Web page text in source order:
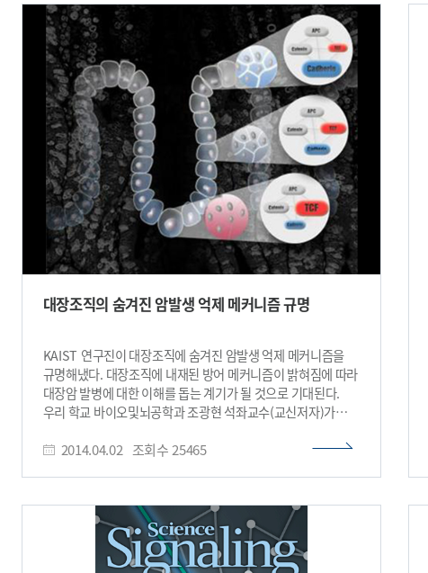
이동 방향을 조절하자 small GTPase 단백질이 활성화됨을
확인했다. 이 과정에서 암세포의 이동 방향이 변할 때, 세포 내
small GTPase가 이리저리 움직이며 활성화하는 모습을
실시간 이미징하는데 성공했다. 연구진은 small GTPase의
활성을 실시간으로 탐지해 추후 암치료물질을 탐색하는 등
다방면의 기술 접목이 가능할 것으로 전망한다. 더 나아가 IBS
연구진은 미국 막스 플랑크 플로리다 연구소(Max Plank
Florida Institute)의 권형배 박사 연구팀과 공동연구를
진행했다. 연구진은 공 위를 달리는 실험으로 깨어있는 생쥐인
실험군과 마취된 대조군의 뇌 영역의 운동 피질의
신경세포에서의 small GTPase단백질의 활성을 비교하는데
성공했다. 살아있는 쥐에서 수 나노미터 단위의 신경세포
수상돌기 가시 수상돌기 가시에서 실시간으로 변화하는 small
GTPase 단백질의 활성을 관찰한 것은 이번이 처음이다. 이번에
개발된 바이오센서는 시냅스처럼 수 마이크로미터 단위의
미세한 구조에서도 목표한 단백질을 관찰할 수 있을 만큼
민감도가 크다. 실험쥐의 운동행동과 같은 생리학적 현상에
실시간으로 관찰할 수 있어 뇌 관련 연구에도 다양하게 적용될
수 있다. 연구를 이끈 허원도 교수는 “이번 연구는 small
GTPase 단백질을 생체 내에서 관찰하기 위한 기존의
바이오센서들의 기술적 한계를 극복하는데 성공했다”며 “특히
다양한 세포막 수용체와 관련된 광범위한 세포신호전달연구와
small GTPase 바이오센서를 이용해 유방암 전이 암세포 관찰
간 연구했고 이노시톨 다인산 멀티키나아제 효소(IPMK)에 의한
세포 성장 및 에너지 대사조절 기능을 다각적으로 규명한 바
있다. 이번 연구에서는 대식세포(macrophage) 특이적으로
IPMK 효소가 결핍된 생쥐에서 패혈성 쇼크를 유발시켰을 때
염증수준이 현저히 저하되고 또한 높은 생존율을 보이는 것을
확인했다. 이는 선천성 면역의 핵심인 염증반응이 강력히
저해되는 것을 의미한다. IPMK 효소가 면역신호조절물질인
TRAF6 단백질과 직접 결합해 TRAF6 단백질의 분해를
조절하는 유비퀴틴화를 억제함을 규명했고, IPMK효소와
TRAF6단백질간 결합력을 저해할 수 있는 펩타이드를
활용함으로써 내독소에 의한 염증반응을 낮출 수 있음을
다각적으로 검증했다. 이번 연구는 미생물 감염 등에 의한
패혈증 발병의 원리를 규명함과 동시에 최근 급증하는 선천 면역
질환 (ex. 신경계 염증질환 및 당뇨)에 대한 이해를 넓히고
새로운 치료기술개발에 필요한 학문적 토대를 제공했다는
뇌과학원천기술개발사업의 지원을 받아 이뤄졌다. □ 그림 설명
대장조직의 숨겨진 암발생 억제 메커니즘 규명
KAIST 연구진이 대장조직에 숨겨진 암발생 억제 메커니즘을
규명해냈다. 대장조직에 내재된 방어 메커니즘이 밝혀짐에 따라
대장암 발병에 대한 이해를 돕는 계기가 될 것으로 기대된다.
우리 학교 바이오및뇌공학과 조광현 석좌교수(교신저자)가
영국 암연구소 오웬 삼손 박사와 데이비드 휴웰, 레이첼
추진하는 중견연구자지원사업(도약연구)의 지원으로
수행되었고 연구결과는 셀(Cell) 자매지 셀 리포트(Cell
Reports)지 온라인판 3월 28일자에 게재되었다. * 논문명 :
The APC network regulates the removal of mutated
2014.04.02 조회수 25465